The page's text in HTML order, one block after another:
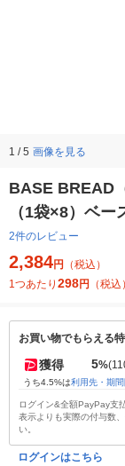
1 / 5 画像を見る
BASE BREAD
（1袋×8）ベ
2件のレビュー
2,384円
（税込）
1つあたり 298円 （税込）
お買い物でもらえる
獲得 5%
うち4.5%は利用先・期間
ログイン&全額PayPay支
表示よりも実際の付与数
い。
ログインはこちら